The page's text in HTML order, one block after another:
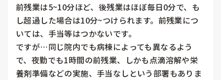
前残業は5~10分ほど、後残業はほぼ毎日0分で、も
し超過した場合は10分~つけられます。前残業につ
いては、手当等はつかないです。
ですが⋯同じ院内でも病棟によっても異なるよう
で、夜勤でも1時間の前残業、しかも点滴溶解や栄
養剤準備などの実施、手当なしという部署もありま